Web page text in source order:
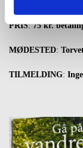
PRIS:75 kr.
MØDESTED:
TILMELDING: